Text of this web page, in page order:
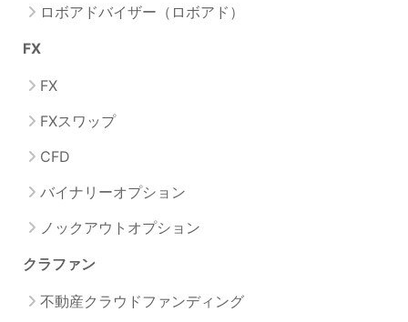
ロボアドバイザー（ロボアド）
FX
FX
FXスワップ
CFD
バイナリーオプション
ノックアウトオプション
クラファン
不動産クラウドファンディング